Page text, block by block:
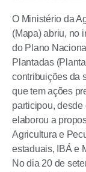
O Ministério da
(Mapa) abriu, no
do Plano
Plantadas
contribuições da
que tem ações
participou,
elaborou a
Agricultura e
estaduais, IBÁ e
No dia 20 de